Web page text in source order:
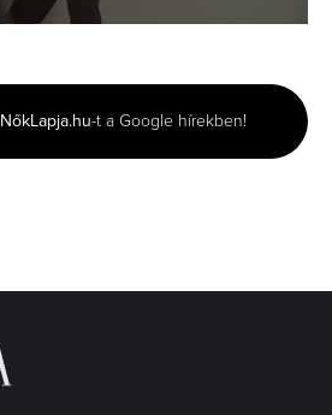
NőkLapja.hu-t a Google hírekben!